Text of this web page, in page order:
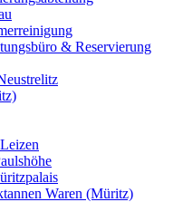
& Reservierung
Waren (Müritz)